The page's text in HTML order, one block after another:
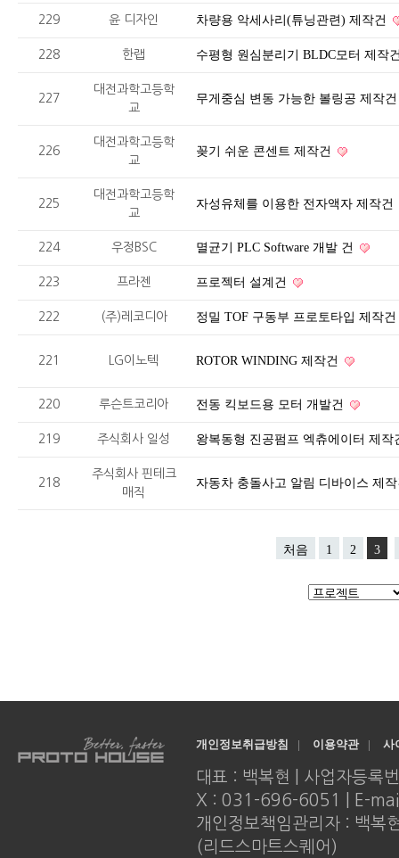
229 윤 디자인 차량용 악세사리(튜닝관련) 제작건
228 한랩 수평형 원심분리기 BLDC모터 제작
227
대전과학고등학
교
무게중심 변동 가능한 볼링공 제작
226
대전과학고등학
교
꽂기 쉬운 콘센트 제작건
225
대전과학고등학
교
자성유체를 이용한 전자액자 제작건
224 우정BSC 멸균기 PLC Software 개발 건
223 프라젠 프로젝터 설계건
222 (주)레코디아 정밀 TOF 구동부 프로토타입 제작건
221 LG이노텍 ROTOR WINDING 제작건
220 루슨트코리아 전동 킥보드용 모터 개발건
219 주식회사 일성 왕복동형 진공펌프 엑츄에이터 제
218
주식회사 핀테크
매직
자동차 충돌사고 알림 디바이스 제
처음 1 2 3
개인정보취급방침 | 이용약관 | 사
대표 : 백복현 | 사업자등
X : 031-696-6051 | E-
개인정보책임관리자 : 백복
(리드스마트스퀘어)